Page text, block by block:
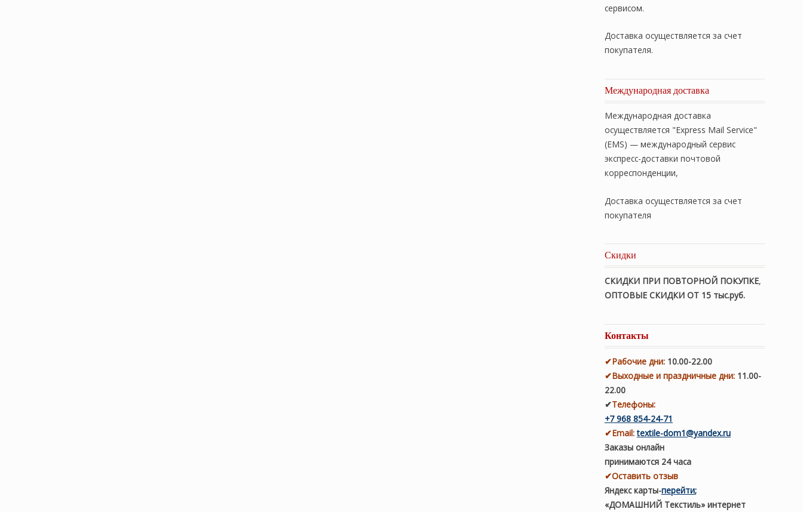
сервисом.
Доставка осуществляется за счет
покупателя.
Международная доставка
Международная доставка
осуществляется "Express Mail Service"
(EMS) — международный сервис
экспресс-доставки почтовой
корреспонденции,
Доставка осуществляется за счет
покупателя
Скидки
СКИДКИ ПРИ ПОВТОРНОЙ ПОКУПКЕ,
ОПТОВЫЕ СКИДКИ ОТ 15 тыс.руб.
Контакты
✔Рабочие дни: 10.00-22.00
✔Выходные и праздничные дни:11.00-
22.00
✔Телефоны:
+7 968 854-24-71
✔Email: textile-dom1@yandex.ru
Заказы онлайн
принимаются 24 часа
✔Оставить отзыв
Яндекс карты-перейти;
«ДОМАШНИЙ Текстиль» интернет